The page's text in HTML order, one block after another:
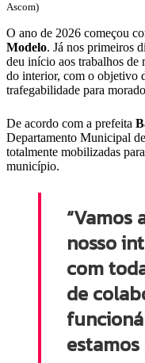
Ascom)
O ano de 2026 começou
Modelo. Já nos primeiros
deu início aos trabalhos de
do interior, com o objetivo
trafegabilidade para
De acordo com a prefeita
Departamento Municipal
totalmente mobilizadas
município.
“Vamos
nosso
com
de